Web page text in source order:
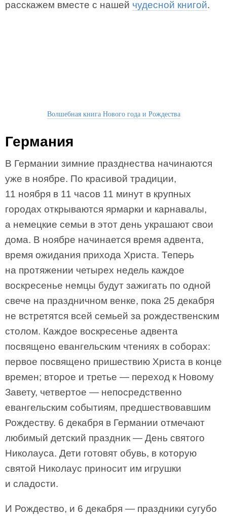
расскажем вместе с нашей чудесной книгой.
Волшебная книга Нового года и Рождества
Германия
В Германии зимние празднества начинаются
уже в ноябре. По красивой традиции,
11 ноября в 11 часов 11 минут в крупных
городах открываются ярмарки и карнавалы,
а немецкие семьи в этот день украшают свои
дома. В ноябре начинается время адвента,
время ожидания прихода Христа. Теперь
на протяжении четырех недель каждое
воскресенье немцы будут зажигать по одной
свече на праздничном венке, пока 25 декабря
не встретятся всей семьей за рождественским
столом. Каждое воскресенье адвента
посвящено евангельским чтениях в соборах:
первое посвящено пришествию Христа в конце
времен; второе и третье — переход к Новому
Завету, четвертое — непосредственно
евангельским событиям, предшествовавшим
Рождеству. 6 декабря в Германии отмечают
любимый детский праздник — День святого
Николауса. Дети готовят обувь, в которую
святой Николаус приносит им игрушки
и сладости.
И Рождество, и 6 декабря — праздники сугубо